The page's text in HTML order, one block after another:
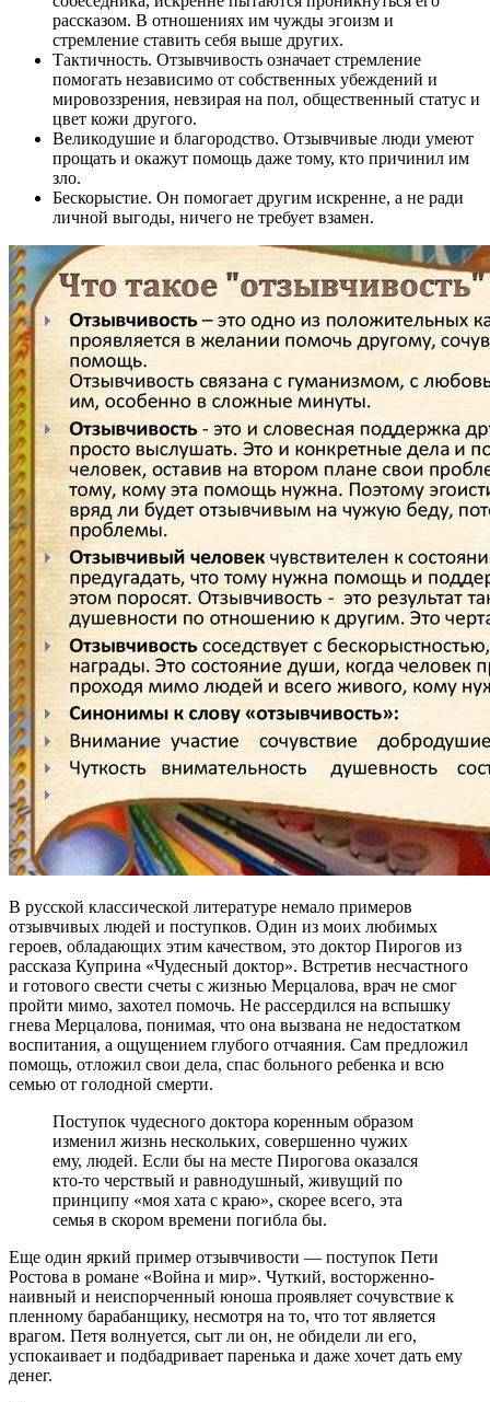
рассказом. В отношениях им чужды эгоизм и
стремление ставить себя выше других.
Тактичность. Отзывчивость означает стремление
помогать независимо от собственных убеждений и
мировоззрения, невзирая на пол, общественный статус и
цвет кожи другого.
Великодушие и благородство. Отзывчивые люди умеют
прощать и окажут помощь даже тому, кто причинил им
зло.
Бескорыстие. Он помогает другим искренне, а не ради
личной выгоды, ничего не требует взамен.
В русской классической литературе немало примеров
отзывчивых людей и поступков. Один из моих любимых
героев, обладающих этим качеством, это доктор Пирогов из
рассказа Куприна «Чудесный доктор». Встретив несчастного
и готового свести счеты с жизнью Мерцалова, врач не смог
пройти мимо, захотел помочь. Не рассердился на вспышку
гнева Мерцалова, понимая, что она вызвана не недостатком
воспитания, а ощущением глубого отчаяния. Сам предложил
помощь, отложил свои дела, спас больного ребенка и всю
семью от голодной смерти.
Поступок чудесного доктора коренным образом
изменил жизнь нескольких, совершенно чужих
ему, людей. Если бы на месте Пирогова оказался
кто-то черствый и равнодушный, живущий по
принципу «моя хата с краю», скорее всего, эта
семья в скором времени погибла бы.
Еще один яркий пример отзывчивости — поступок Пети
Ростова в романе «Война и мир». Чуткий, восторженно-
наивный и неиспорченный юноша проявляет сочувствие к
пленному барабанщику, несмотря на то, что тот является
врагом. Петя волнуется, сыт ли он, не обидели ли его,
успокаивает и подбадривает паренька и даже хочет дать ему
денег.